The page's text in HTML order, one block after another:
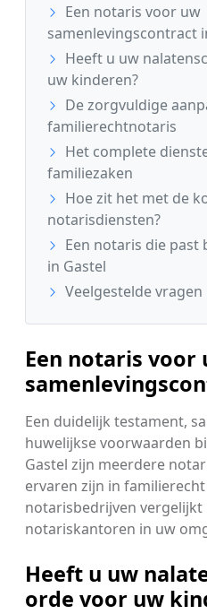
Een notaris voor uw
samenlevingscontract
Heeft u uw
uw kinderen?
De zorgvuldige
familierechtnotaris
Het complete
familiezaken
Hoe zit het met de
notarisdiensten?
Een notaris die past
in Gastel
Veelgestelde vragen
Een notaris voor
Een duidelijk testament,
huwelijkse voorwaarden
Gastel zijn meerdere
ervaren zijn in
notarisbedrijven
notariskantoren in uw
Heeft u uw
orde voor uw